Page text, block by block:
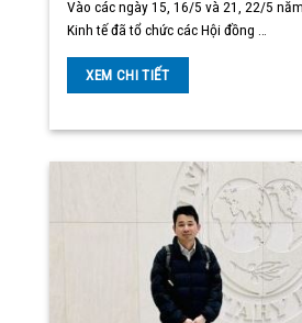
Vào các ngày 15, 16/5 và 21, 22/5
Kinh tế đã tổ chức các Hội đồng …
XEM CHI TIẾT